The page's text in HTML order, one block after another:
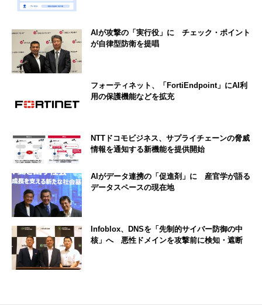
AIが攻撃の「実行役」に チェック・ポイント
が自律型防衛を提唱
フォーティネット、「FortiEndpoint」にAI利
用の保護機能などを拡充
NTTドコモビジネス、サプライチェーンの脅威
情報を通知する新機能を提供開始
AIがデータ連携の「促進剤」に 産官学が語る
データスペースの現在地
Infoblox、DNSを「先制的サイバー防御の中
核」へ 悪性ドメインを攻撃前に検知・遮断